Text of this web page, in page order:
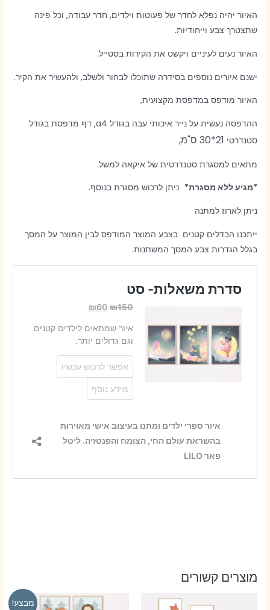
האיור יהיה נפלא לחדר של פעוטות וילדים, חדר עבודה, וכל פינה
שתצטרך צבע וייחודיות.
האיור נעים לעיניים ויקשט את הקירות בסטייל.
ישנם איורים נוספים בסידרה שתוכלו לבחור ולשלב, ולהעשיר את הקיר.
האיור מודפס במדפסת מקצועית,
ההדפסה נעשית על נייר איכותי עבה בגודל a4, דף מדפסת בגודל
סטנדרטי 21*30 ס"מ,
מתאים למסגרת סטנדרטית של איקאה למשל.
*מגיע ללא מסגרת*ניתן לרכוש מסגרת בנוסף.
ניתן לארוז למתנה
ייתכנו הבדלים קטנים בצבע המוצר המודפס לבין המוצר על המסך
בגלל הגדרות צבע המסך המשתנות.
מוצרים קשורים
מבצע!